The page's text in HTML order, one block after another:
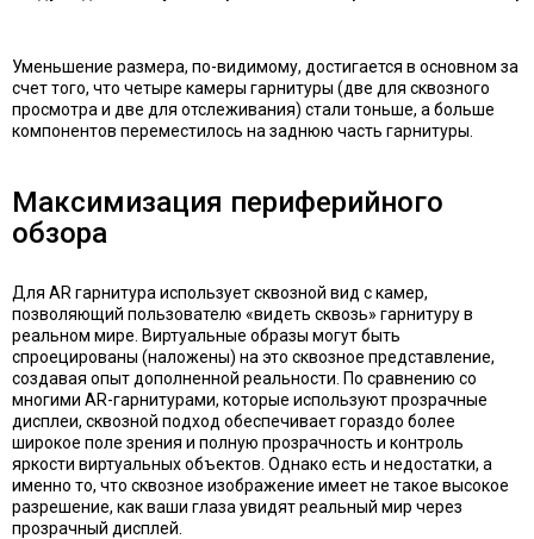
Уменьшение размера, по-видимому, достигается в основном за
счет того, что четыре камеры гарнитуры (две для сквозного
просмотра и две для отслеживания) стали тоньше, а больше
компонентов переместилось на заднюю часть гарнитуры.
Максимизация периферийного
обзора
Для AR гарнитура использует сквозной вид с камер,
позволяющий пользователю «видеть сквозь» гарнитуру в
реальном мире. Виртуальные образы могут быть
спроецированы (наложены) на это сквозное представление,
создавая опыт дополненной реальности. По сравнению со
многими AR-гарнитурами, которые используют прозрачные
дисплеи, сквозной подход обеспечивает гораздо более
широкое поле зрения и полную прозрачность и контроль
яркости виртуальных объектов. Однако есть и недостатки, а
именно то, что сквозное изображение имеет не такое высокое
разрешение, как ваши глаза увидят реальный мир через
прозрачный дисплей.